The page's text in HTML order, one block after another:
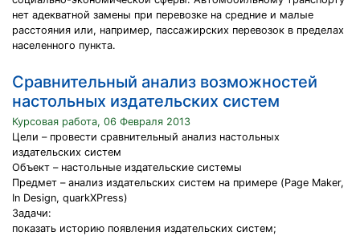
нет адекватной замены при перевозке на средние и малые
расстояния или, например, пассажирских перевозок в пределах
населенного пункта.
Сравнительный анализ возможностей
настольных издательских систем
Курсовая работа, 06 Февраля 2013
Цели – провести сравнительный анализ настольных
издательских систем
Объект – настольные издательские системы
Предмет – анализ издательских систем на примере (Page Maker,
In Design, quarkXPress)
Задачи:
показать историю появления издательских систем;